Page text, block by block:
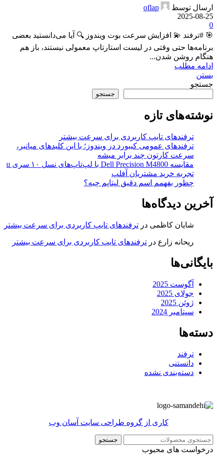
ارسال توسط
oflap
2025-08-25
0
🎯 #ترفند 💫 افزایش سرعت بوت ویندوز 🔍 آیا می‌دانستید بعضی
برنامه‌ها حتی وقتی در لیست استارتاپ معمولی نیستند، باز هم
هنگام روشن شدن...
ادامه مطلب
بستن
جستجو
جستجو
نوشته‌های تازه
ترفندهای تایپ کاربردی برای سرعت بیشتر
ترفندهای عمومی کیبورد در ویندوز؛ با این کلیدهای میانبر،
سرعت کارتون چند برابر میشه
مقایسه Dell Precision M4800 با لپ‌تاپ‌های نسل ۱۰ سری u
تجربه خرید مشتریان آفلپ
چطور بفهمم اسم دقیق لپتاپم چیه؟
آخرین دیدگاه‌ها
شایان کاظمی در ترفندهای تایپ کاربردی برای سرعت بیشتر
ریحانه زارع در ترفندهای تایپ کاربردی برای سرعت بیشتر
بایگانی‌ها
آگوست 2025
جولای 2025
ژوئن 2025
سپتامبر 2024
دسته‌ها
ترفند
دانستنی
دسته‌بندی نشده
کاری از گروه طراحی سایت آسان وب
جستجو
درخواست های محبوب